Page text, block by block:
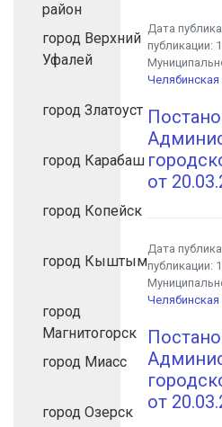
район
город Верхний
Уфалей
город Златоуст
город Карабаш
город Копейск
город Кыштым
город
Магнитогорск
город Миасс
город Озерск
Дата
публикации:
Челябинская
от
Дата
публикации:
Челябинская
от